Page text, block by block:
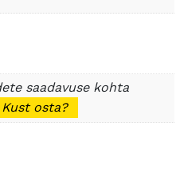
saadavuse kohta
Kust osta?